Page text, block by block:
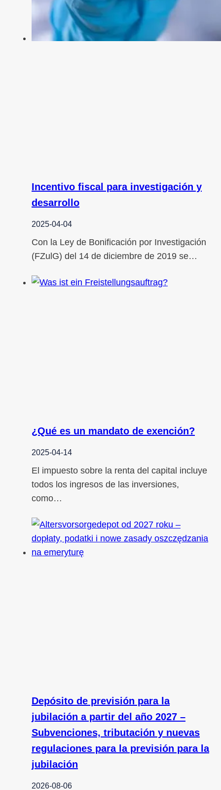
Incentivo fiscal para investigación y
desarrollo
2025-04-04
Con la Ley de Bonificación por Investigación
(FZulG) del 14 de diciembre de 2019 se…
¿Qué es un mandato de exención?
2025-04-14
El impuesto sobre la renta del capital incluye
todos los ingresos de las inversiones,
como…
Depósito de previsión para la
jubilación a partir del año 2027 –
Subvenciones, tributación y nuevas
regulaciones para la previsión para la
jubilación
2026-08-06